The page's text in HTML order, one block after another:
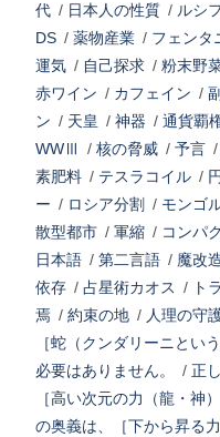
代 / 日本人の性質 / ルシ
DS / 薬物産業 / フェンタ
運気 / 自己探求 / 粉末野
赤ワイン / カフェイン /
ン / 天皇 / 神器 / 通貨覇
WWⅢ
/ 核の脅威 / 予言 /
素肥料 / テスラコイル /
ー / ロシア分割 / モンゴ
散型都市 / 軍縮 / コンパ
日本語 / 第二言語 / 魔改
依存 / 占星術カオス / ト
焉 / 約束の地 / 人理の守
［蛇（クンダリーニとい
必要はありません。
/ 正
［高い次元の力（龍・神
の奥義は、［下から昇る